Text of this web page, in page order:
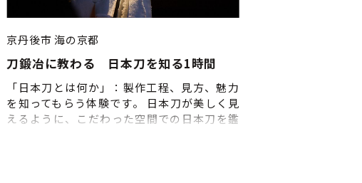
京丹後市海の京都
刀鍛冶に教わる 日本刀を知る1時間
「日本刀とは何か」：製作工程、見方、魅力
を知ってもらう体験です。 日本刀が美しく見
えるように、こだわった空間での日本刀を鑑